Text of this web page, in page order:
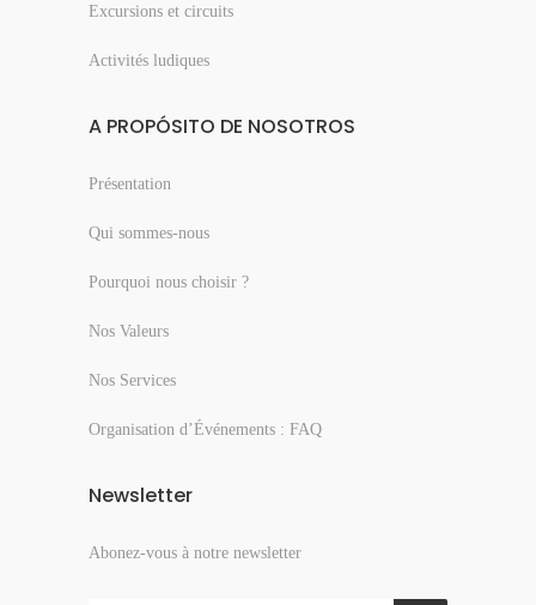
Excursions et circuits
Activités ludiques
A PROPÓSITO DE NOSOTROS
Présentation
Qui sommes-nous
Pourquoi nous choisir ?
Nos Valeurs
Nos Services
Organisation d’Événements : FAQ
Newsletter
Abonez-vous à notre newsletter